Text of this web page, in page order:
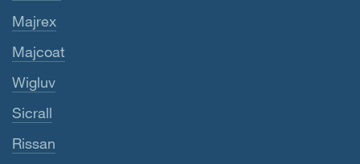
Majrex
Majcoat
Wigluv
Sicrall
Rissan